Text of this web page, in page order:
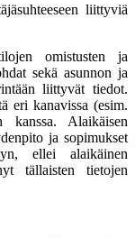
liittyviä
omistusten ja
sekä asunnon ja
liittyvät tiedot.
eri kanavissa (esim.
kanssa. Alaikäisen
ja sopimukset
ellei alaikäinen
tällaisten tietojen